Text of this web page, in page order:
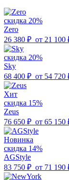
скидка 20%
Zero
26 380 ₽ от 21 100
скидка 20%
Sky
68 400 ₽ от 54 720
Хит
скидка 15%
Zeus
76 650 ₽ от 65 150
Новинка
скидка 14%
AGStyle
83 750 ₽ от 71 190